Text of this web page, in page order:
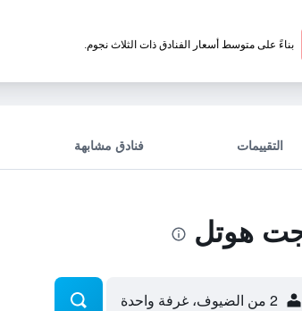
التقييمات فنادق مشابهة
هوتل
2 من الضيوف، غرفة واحدة
بناءً على متوسط أسعار الفنادق ذات الثلاث نجوم.